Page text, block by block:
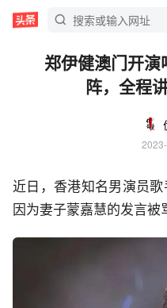
郑伊健澳门开
阵，全程
近日，香港知名男演员歌
因为妻子蒙嘉慧的发言被